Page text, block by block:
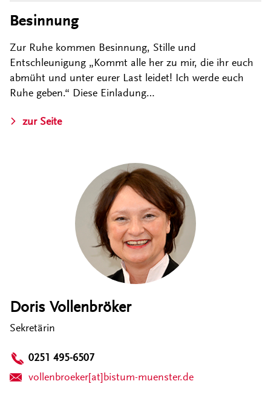
Besinnung
Zur Ruhe kommen Besinnung, Stille und
Entschleunigung „Kommt alle her zu mir, die ihr euch
abmüht und unter eurer Last leidet! Ich werde euch
Ruhe geben.“ Diese Einladung…
zur Seite
Doris Vollenbröker
Sekretärin
0251 495-6507
vollenbroeker[at]bistum-muenster.de